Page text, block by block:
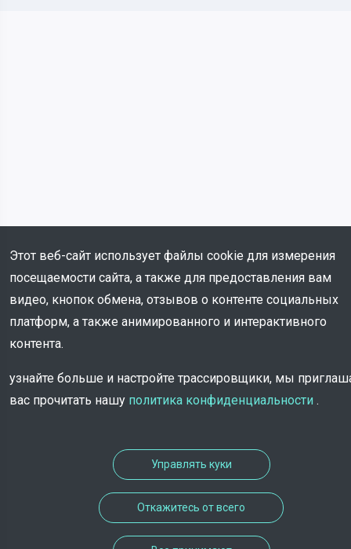
Этот веб-сайт использует файлы cookie для измерения
посещаемости сайта, а также для предоставления вам
видео, кнопок обмена, отзывов о контенте социальных
платформ, а также анимированного и интерактивного
контента.
узнайте больше и настройте трассировщики, мы
вас прочитать нашу политика конфиденциальности .
Управлять куки
Откажитесь от всего